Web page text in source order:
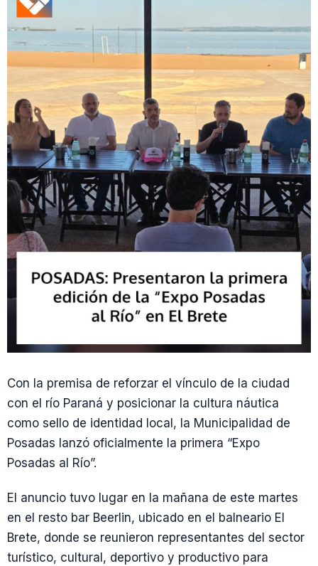
Con la premisa de reforzar el vínculo de la ciudad
con el río Paraná y posicionar la cultura náutica
como sello de identidad local, la Municipalidad de
Posadas lanzó oficialmente la primera “Expo
Posadas al Río”.
El anuncio tuvo lugar en la mañana de este martes
en el resto bar Beerlin, ubicado en el balneario El
Brete, donde se reunieron representantes del sector
turístico, cultural, deportivo y productivo para